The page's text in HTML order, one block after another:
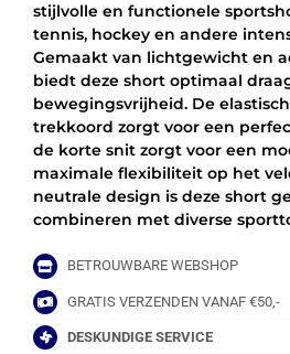
WIT
aantal
stijlvolle en functionele
tennis, hockey en andere
Gemaakt van lichtgewicht en
biedt deze short optimaal
bewegingsvrijheid. De
trekkoord zorgt voor een
de korte snit zorgt voor een
maximale flexibiliteit op het
neutrale design is deze short
combineren met diverse
BETROUWBARE WEBSHOP
GRATIS VERZENDEN VANAF €50,-
DESKUNDIGE SERVICE